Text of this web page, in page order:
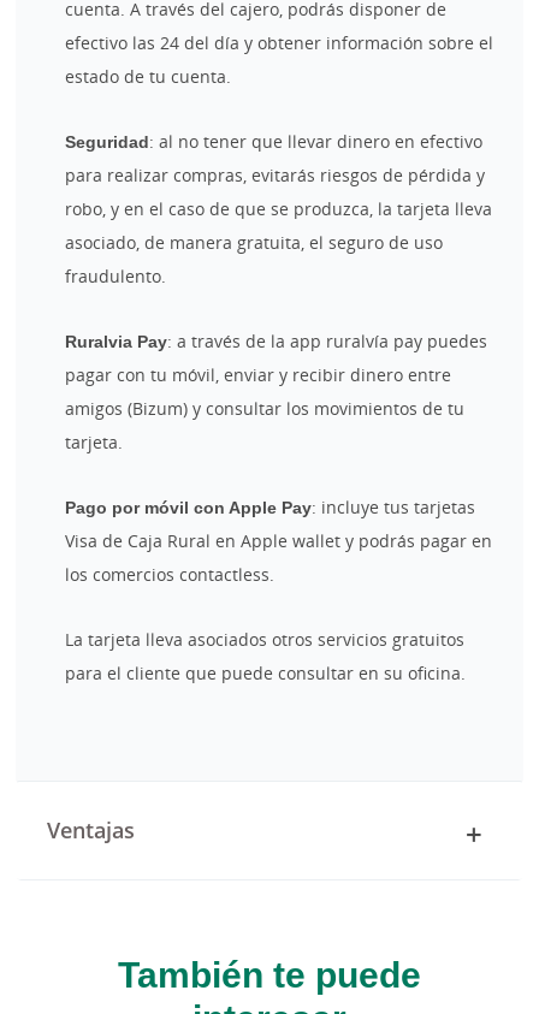
cuenta. A través del cajero, podrás disponer de
efectivo las 24 del día y obtener información sobre el
estado de tu cuenta.
Seguridad: al no tener que llevar dinero en efectivo
para realizar compras, evitarás riesgos de pérdida y
robo, y en el caso de que se produzca, la tarjeta lleva
asociado, de manera gratuita, el seguro de uso
fraudulento.
Ruralvia Pay: a través de la app ruralvía pay puedes
pagar con tu móvil, enviar y recibir dinero entre
amigos (Bizum) y consultar los movimientos de tu
tarjeta.
Pago por móvil con Apple Pay: incluye tus tarjetas
Visa de Caja Rural en Apple wallet y podrás pagar en
los comercios contactless.
La tarjeta lleva asociados otros servicios gratuitos
para el cliente que puede consultar en su oficina.
Ventajas
También te puede